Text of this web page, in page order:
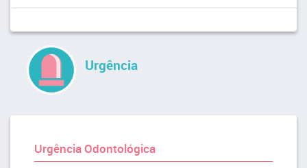
Urgência
Urgência Odontológica